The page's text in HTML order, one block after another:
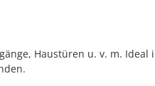
Haustüren u. v. m.